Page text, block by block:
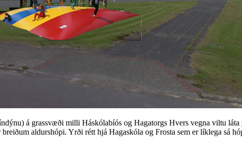
á grassvæði milli Háskólabíós og Hagatorgs Hvers vegna viltu
aldurshópi. Yrði rétt hjá Hagaskóla og Frosta sem er líklega sá